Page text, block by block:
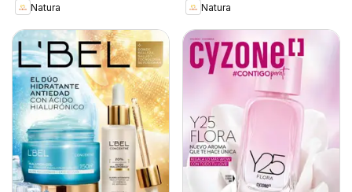
Natura
Natura